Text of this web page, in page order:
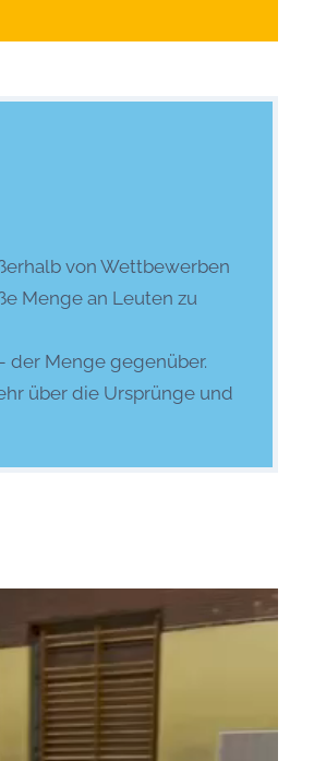
von Wettbewerben
Menge an Leuten zu
der Menge gegenüber.
über die Ursprünge und